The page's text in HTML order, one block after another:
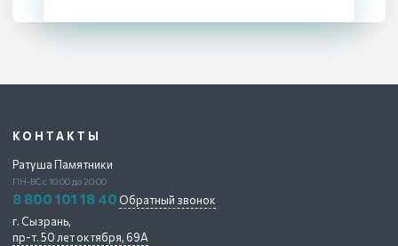
КОНТАКТЫ
Ратуша Памятники
ПН-ВС с 10:00 до 20:00
8 800 101 18 40 Обратный звонок
г. Сызрань,
пр-т. 50 лет октября, 69А